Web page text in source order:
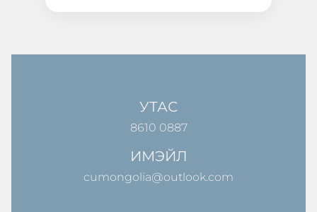
УТАС
8610 0887
ИМЭЙЛ
cumongolia@outlook.com